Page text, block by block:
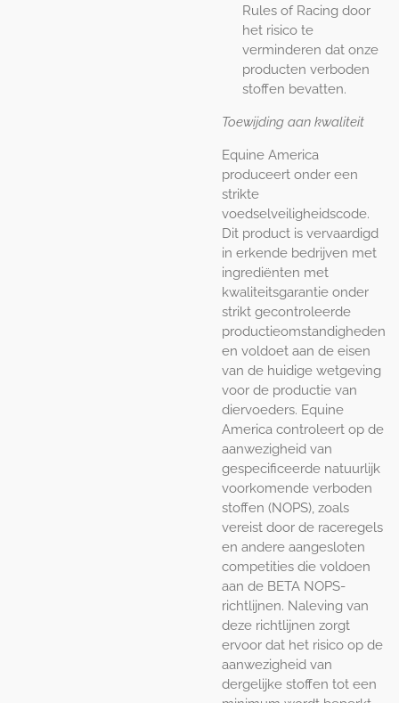
Rules of Racing door
het risico te
verminderen dat onze
producten verboden
stoffen bevatten.
Toewijding aan kwaliteit
Equine America
produceert onder een
strikte
voedselveiligheidscode.
Dit product is vervaardigd
in erkende bedrijven met
ingrediënten met
kwaliteitsgarantie onder
strikt gecontroleerde
productieomstandigheden
en voldoet aan de eisen
van de huidige wetgeving
voor de productie van
diervoeders. Equine
America controleert op de
aanwezigheid van
gespecificeerde natuurlijk
voorkomende verboden
stoffen (NOPS), zoals
vereist door de raceregels
en andere aangesloten
competities die voldoen
aan de BETA NOPS-
richtlijnen. Naleving van
deze richtlijnen zorgt
ervoor dat het risico op de
aanwezigheid van
dergelijke stoffen tot een